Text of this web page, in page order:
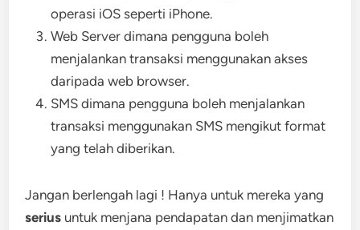
operasi iOS seperti iPhone.
Web Server dimana pengguna boleh
menjalankan transaksi menggunakan akses
daripada web browser.
SMS dimana pengguna boleh menjalankan
transaksi menggunakan SMS mengikut format
yang telah diberikan.
Jangan berlengah lagi ! Hanya untuk mereka yang
serius untuk menjana pendapatan dan menjimatkan